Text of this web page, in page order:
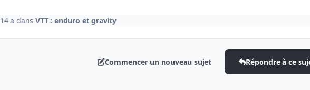
14 a dans VTT : enduro et gravity
Commencer un nouveau sujet Répondre à ce